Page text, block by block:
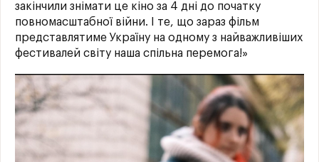
закінчили знімати це кіно за 4 дні до початку
повномасштабної війни. І те, що зараз фільм
представлятиме Україну на одному з найважливіших
фестивалей світу наша спільна перемога!»